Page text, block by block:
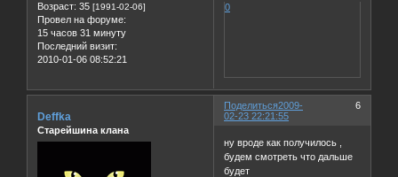
Возраст: 35 [1991-02-06]
Провел на форуме:
15 часов 31 минуту
Последний визит:
2010-01-06 08:52:21
0
Поделиться 6
2009-
02-23 22:21:55
Deffka
Старейшина клана
ну вроде как получилось ,
будем смотреть что дальше
будет